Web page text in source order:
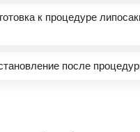
к процедуре
после